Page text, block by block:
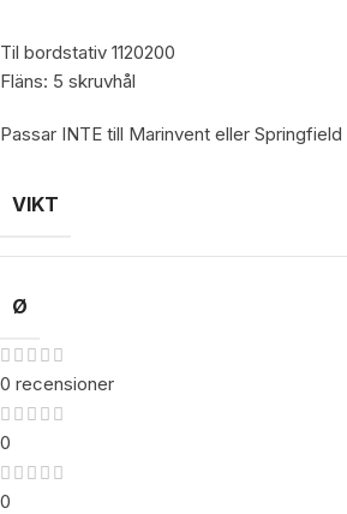
Til bordstativ 1120200
Fläns: 5 skruvhål
Passar INTE till Marinvent eller Springfield
VIKT
Ø
0 recensioner
0
0